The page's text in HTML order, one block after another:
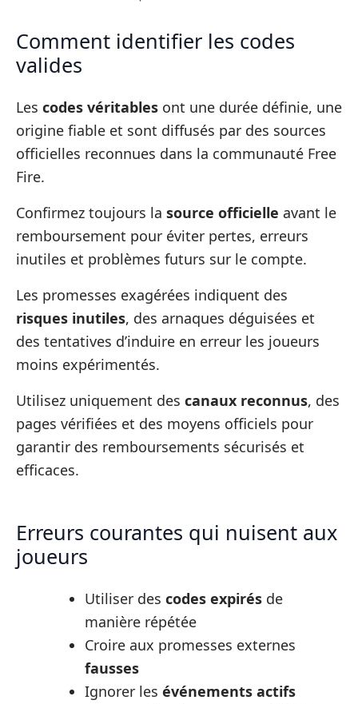
Comment identifier les codes
valides
Les codes véritables ont une durée définie, une
origine fiable et sont diffusés par des sources
officielles reconnues dans la communauté Free
Fire.
Confirmez toujours la source officielle avant le
remboursement pour éviter pertes, erreurs
inutiles et problèmes futurs sur le compte.
Les promesses exagérées indiquent des
risques inutiles, des arnaques déguisées et
des tentatives d’induire en erreur les joueurs
moins expérimentés.
Utilisez uniquement des canaux reconnus, des
pages vérifiées et des moyens officiels pour
garantir des remboursements sécurisés et
efficaces.
Erreurs courantes qui nuisent aux
joueurs
Utiliser des codes expirés de
manière répétée
Croire aux promesses externes
fausses
Ignorer les événements actifs